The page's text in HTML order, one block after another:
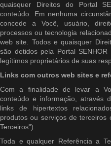
quaisquer Direitos do Portal
conteúdo. Em nenhuma
concede a Você, usuário,
processos ou tecnologia
web site. Todos e quaisquer
são detidos pela Portal
legítimos proprietários de suas
Links com outros web sites e
Com a finalidade de levar a
conteúdo e informação, através
links de hipertextos
produtos ou serviços de terceiros
Terceiros").
Toda e qualquer Referência a